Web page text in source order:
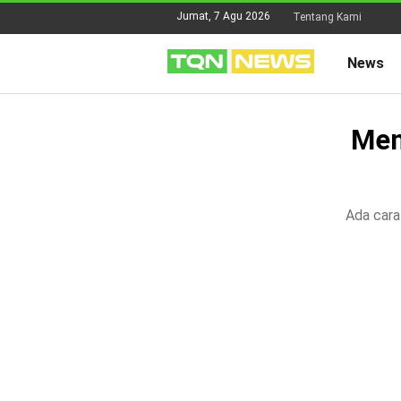
Jumat, 7 Agu 2026 Tentang Kami
News
Ada